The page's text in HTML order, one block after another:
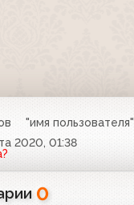
"имя пользователя"
2020, 01:38
0